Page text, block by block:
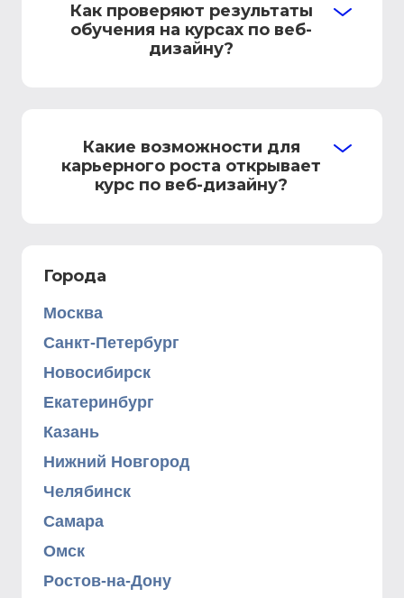
Как проверяют результаты
обучения на курсах по веб-
дизайну?
Какие возможности для
карьерного роста открывает
курс по веб-дизайну?
Города
Москва
Санкт-Петербург
Новосибирск
Екатеринбург
Казань
Нижний Новгород
Челябинск
Самара
Омск
Ростов-на-Дону